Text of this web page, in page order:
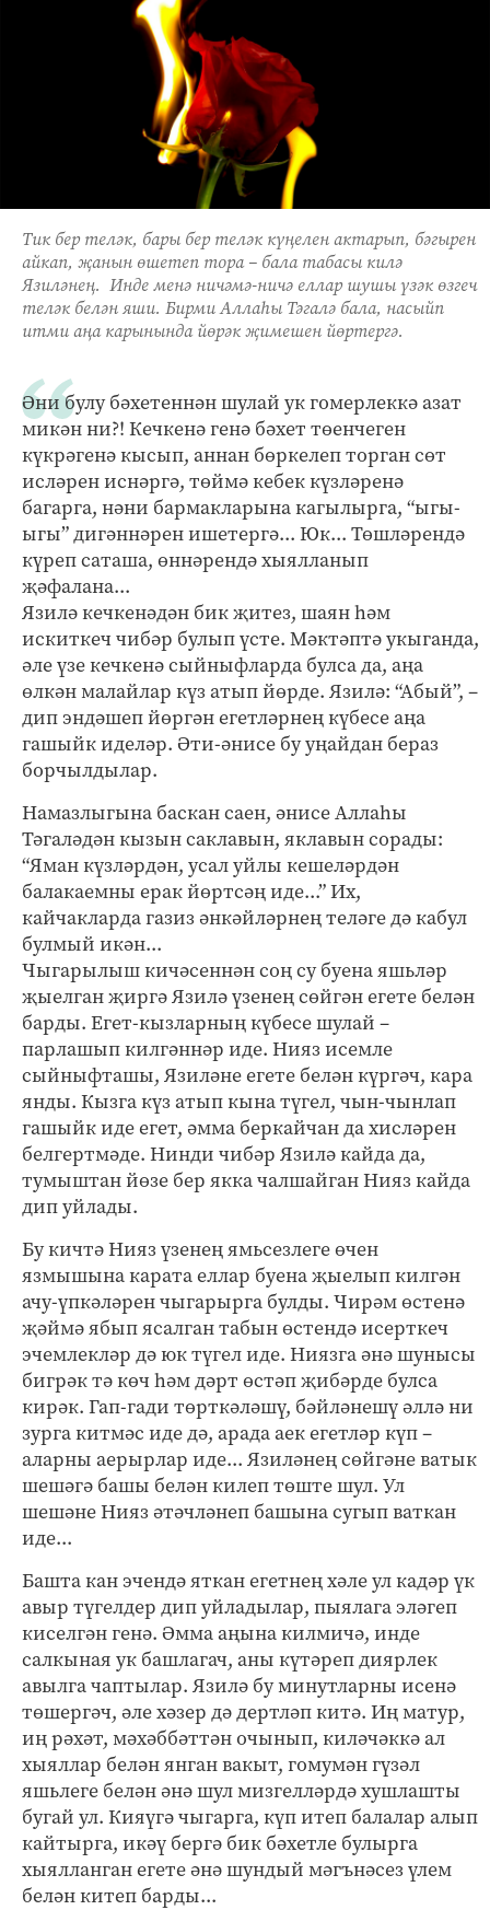
Тик бер теләк, бары бер теләк күңелен актарып, бәгырен
айкап, җанын өшетеп тора – бала табасы килә
Язиләнең. Инде менә ничәмә-ничә еллар шушы үзәк өзгеч
теләк белән яши. Бирми Аллаһы Тәгалә бала, насыйп
итми аңа карынында йөрәк җимешен йөртергә.
Әни булу бәхетеннән шулай ук гомерлеккә азат
микән ни?! Кечкенә генә бәхет төенчеген
күкрәгенә кысып, аннан бөркелеп торган сөт
исләрен иснәргә, төймә кебек күзләренә
багарга, нәни бармакларына кагылырга, “ыгы-
ыгы” дигәннәрен ишетергә... Юк... Төшләрендә
күреп саташа, өннәрендә хыялланып
җәфалана...
Язилә кечкенәдән бик җитез, шаян һәм
искиткеч чибәр булып үсте. Мәктәптә укыганда,
әле үзе кечкенә сыйныфларда булса да, аңа
өлкән малайлар күз атып йөрде. Язилә: “Абый”, –
дип эндәшеп йөргән егетләрнең күбесе аңа
гашыйк иделәр. Әти-әнисе бу уңайдан бераз
борчылдылар.
Намазлыгына баскан саен, әнисе Аллаһы
Тәгаләдән кызын саклавын, яклавын сорады:
“Яман күзләрдән, усал уйлы кешеләрдән
балакаемны ерак йөртсәң иде...” Их,
кайчакларда газиз әнкәйләрнең теләге дә кабул
булмый икән...
Чыгарылыш кичәсеннән соң су буена яшьләр
җыелган җиргә Язилә үзенең сөйгән егете белән
барды. Егет-кызларның күбесе шулай –
парлашып килгәннәр иде. Нияз исемле
сыйныфташы, Язиләне егете белән күргәч, кара
янды. Кызга күз атып кына түгел, чын-чынлап
гашыйк иде егет, әмма беркайчан да хисләрен
белгертмәде. Нинди чибәр Язилә кайда да,
тумыштан йөзе бер якка чалшайган Нияз кайда
дип уйлады.
Бу кичтә Нияз үзенең ямьсезлеге өчен
язмышына карата еллар буена җыелып килгән
ачу-үпкәләрен чыгарырга булды. Чирәм өстенә
җәймә ябып ясалган табын өстендә исерткеч
эчемлекләр дә юк түгел иде. Ниязга әнә шунысы
бигрәк тә көч һәм дәрт өстәп җибәрде булса
кирәк. Гап-гади төрткәләшү, бәйләнешү әллә ни
зурга китмәс иде дә, арада аек егетләр күп –
аларны аерырлар иде... Язиләнең сөйгәне ватык
шешәгә башы белән килеп төште шул. Ул
шешәне Нияз әтәчләнеп башына сугып ваткан
иде...
Башта кан эчендә яткан егетнең хәле ул кадәр үк
авыр түгелдер дип уйладылар, пыялага эләгеп
киселгән генә. Әмма аңына килмичә, инде
салкыная ук башлагач, аны күтәреп диярлек
авылга чаптылар. Язилә бу минутларны исенә
төшергәч, әле хәзер дә дертләп китә. Иң матур,
иң рәхәт, мәхәббәттән очынып, киләчәккә ал
хыяллар белән янган вакыт, гомумән гүзәл
яшьлеге белән әнә шул мизгелләрдә хушлашты
бугай ул. Кияүгә чыгарга, күп итеп балалар алып
кайтырга, икәү бергә бик бәхетле булырга
хыялланган егете әнә шундый мәгънәсез үлем
белән китеп барды...